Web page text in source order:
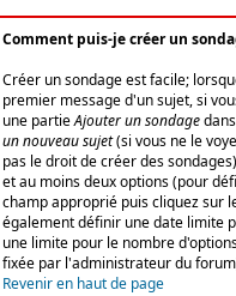
Comment puis-je créer un
Créer un sondage est facile;
premier message d'un sujet, si
une partieAjouter un sondage
un nouveau sujet(si vous ne le
pas le droit de créer des
et au moins deux options (pour
champ approprié puis cliquez sur
également définir une date limite
une limite pour le nombre
fixée par l'administrateur du
Revenir en haut de page